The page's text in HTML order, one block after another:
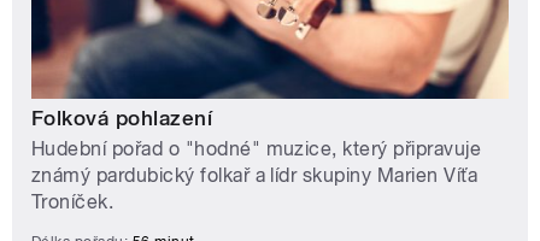
Folková pohlazení
Hudební pořad o "hodné" muzice, který připravuje
známý pardubický folkař a lídr skupiny Marien Víťa
Troníček.